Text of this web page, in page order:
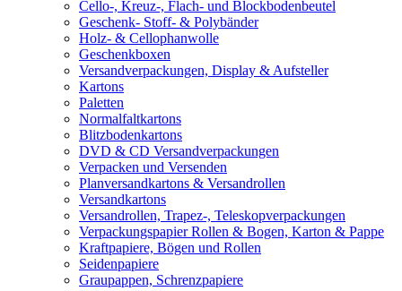
Cello-, Kreuz-, Flach- und Blockbodenbeutel
Geschenk- Stoff- & Polybänder
Holz- & Cellophanwolle
Geschenkboxen
Versandverpackungen, Display & Aufsteller
Kartons
Paletten
Normalfaltkartons
Blitzbodenkartons
DVD & CD Versandverpackungen
Verpacken und Versenden
Planversandkartons & Versandrollen
Versandkartons
Versandrollen, Trapez-, Teleskopverpackungen
Verpackungspapier Rollen & Bogen, Karton & Pappe
Kraftpapiere, Bögen und Rollen
Seidenpapiere
Graupappen, Schrenzpapiere